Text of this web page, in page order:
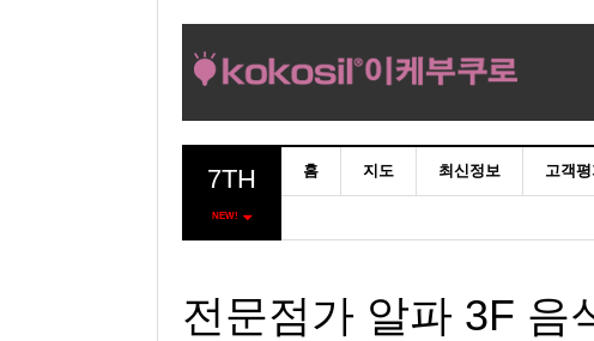
7TH
NEW!
홈 지도 최신정보 고객
전문점가 알파 3F 음